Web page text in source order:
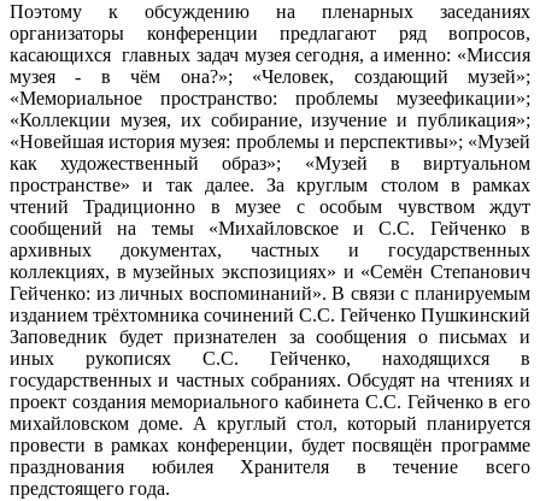
Поэтому к обсуждению на пленарных заседаниях
организаторы конференции предлагают ряд вопросов,
касающихся главных задач музея сегодня, а именно: «Миссия
музея - в чём она?»; «Человек, создающий музей»;
«Мемориальное пространство: проблемы музеефикации»;
«Коллекции музея, их собирание, изучение и публикация»;
«Новейшая история музея: проблемы и перспективы»; «Музей
как художественный образ»; «Музей в виртуальном
пространстве» и так далее. За круглым столом в рамках
чтений Традиционно в музее с особым чувством ждут
сообщений на темы «Михайловское и С.С. Гейченко в
архивных документах, частных и государственных
коллекциях, в музейных экспозициях» и «Семён Степанович
Гейченко: из личных воспоминаний». В связи с планируемым
изданием трёхтомника сочинений С.С. Гейченко Пушкинский
Заповедник будет признателен за сообщения о письмах и
иных рукописях С.С. Гейченко, находящихся в
государственных и частных собраниях. Обсудят на чтениях и
проект создания мемориального кабинета С.С. Гейченко в его
михайловском доме. А круглый стол, который планируется
провести в рамках конференции, будет посвящён программе
празднования юбилея Хранителя в течение всего
предстоящего года.